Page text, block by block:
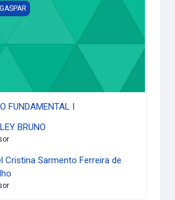
I
FUNDAMENTAL I
BRUNO
Cristina Sarmento Ferreira de